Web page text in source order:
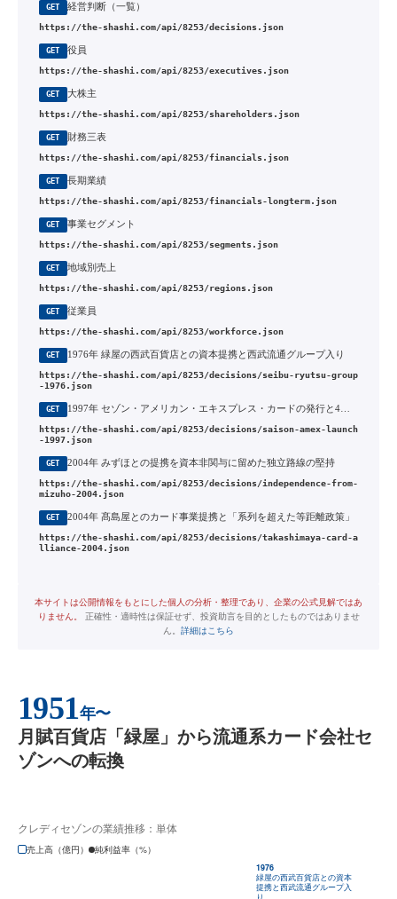
GET 経営判断（一覧）
https://the-shashi.com/api/8253/decisions.json
GET 役員
https://the-shashi.com/api/8253/executives.json
GET 大株主
https://the-shashi.com/api/8253/shareholders.json
GET 財務三表
https://the-shashi.com/api/8253/financials.json
GET 長期業績
https://the-shashi.com/api/8253/financials-longterm.json
GET 事業セグメント
https://the-shashi.com/api/8253/segments.json
GET 地域別売上
https://the-shashi.com/api/8253/regions.json
GET 従業員
https://the-shashi.com/api/8253/workforce.json
GET 1976年 緑屋の西武百貨店との資本提携と西武流通グループ入り
https://the-shashi.com/api/8253/decisions/seibu-ryutsu-group
-1976.json
GET 1997年 セゾン・アメリカン・エキスプレス・カードの発行と4大国際ブランド体制の完成
https://the-shashi.com/api/8253/decisions/saison-amex-launch
-1997.json
GET 2004年 みずほとの提携を資本非関与に留めた独立路線の堅持
https://the-shashi.com/api/8253/decisions/independence-from-
mizuho-2004.json
GET 2004年 髙島屋とのカード事業提携と「系列を超えた等距離政策」
https://the-shashi.com/api/8253/decisions/takashimaya-card-a
lliance-2004.json
本サイトは公開情報をもとにした個人の分析・整理であり、企業の公式見解ではあ
りません。
正確性・適時性は保証せず、投資助言を目的としたものではありませ
ん。 詳細はこちら
1951年〜
月賦百貨店「緑屋」から流通系カード会社セ
ゾンへの転換
クレディセゾンの業績推移：単体
売上高（億円）
純利益率（%）